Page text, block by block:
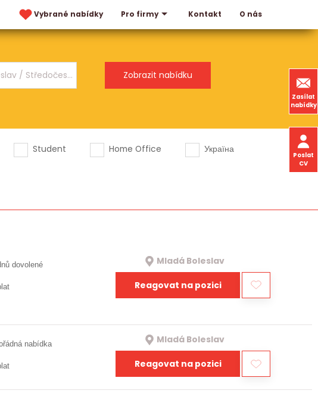
Vybrané nabídky Pro firmy Kontakt O nás
Zasílat
nabídky
Poslat
CV
Student Home Office
Україна
dovolené Mladá Boleslav
Reagovat na pozici
nabídka Mladá Boleslav
Reagovat na pozici